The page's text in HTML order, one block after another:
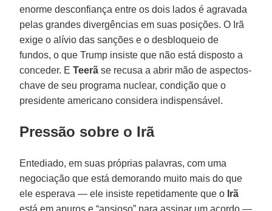
enorme desconfiança entre os dois lados é agravada
pelas grandes divergências em suas posições. O Irã
exige o alívio das sanções e o desbloqueio de
fundos, o que Trump insiste que não está disposto a
conceder. ETeerã se recusa a abrir mão de aspectos-
chave de seu programa nuclear, condição que o
presidente americano considera indispensável.
Pressão sobre o Irã
Entediado, em suas próprias palavras, com uma
negociação que está demorando muito mais do que
ele esperava — ele insiste repetidamente que o Irã
está em apuros e “ansioso” para assinar um acordo —